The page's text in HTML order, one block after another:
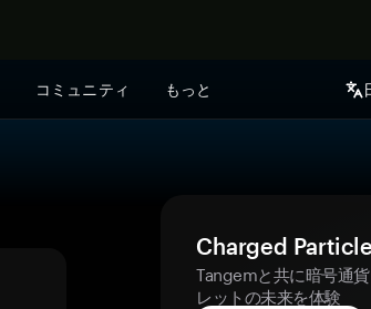
コミュニティ もっと
Charged
Tangemと共に暗号通
レットの未来を体験